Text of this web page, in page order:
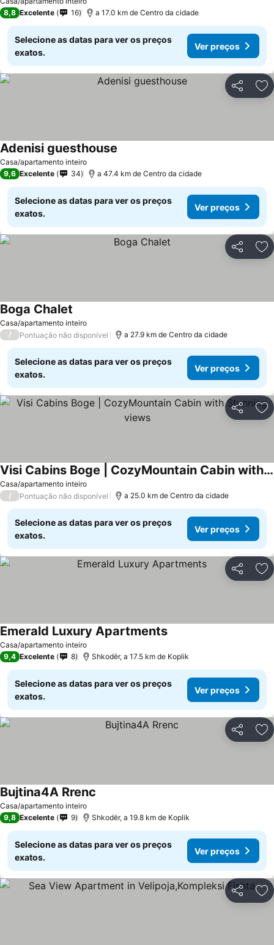
8,8 Excelente 16 a 17.0 km de Centro da cidade
Selecione as datas para ver os preços
exatos.
Ver preços
Partilhar
Casa/apartamento inteiro
Adenisi guesthouse
9,6 Excelente 34 a 47.4 km de Centro da cidade
Selecione as datas para ver os preços
exatos.
Ver preços
Partilhar
Casa/apartamento inteiro
Boga Chalet
/ Pontuação não disponível a 27.9 km de Centro da cidade
Selecione as datas para ver os preços
exatos.
Ver preços
Partilhar
Casa/apartamento inteiro
Visi Cabins Boge | CozyMountain Cabin with Stunning views
Ver preços
/ Pontuação não disponível a 25.0 km de Centro da cidade
Selecione as datas para ver os preços
exatos.
Ver preços
Partilhar
Casa/apartamento inteiro
Emerald Luxury ApartmentsVer preços
9,4 Excelente 8 Shkodër, a 17.5 km de Koplik
Selecione as datas para ver os preços
exatos.
Ver preços
Partilhar
Casa/apartamento inteiro
Bujtina4A Rrenc
9,8 Excelente 9 Shkodër, a 19.8 km de Koplik
Selecione as datas para ver os preços
exatos.
Ver preços
Partilhar